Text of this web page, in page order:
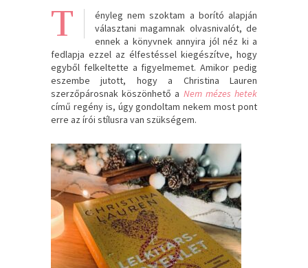
T
ényleg nem szoktam a borító alapján
választani magamnak olvasnivalót, de
ennek a könyvnek annyira jól néz ki a
fedlapja ezzel az élfestéssel kiegészítve, hogy
egyből felkeltette a figyelmemet. Amikor pedig
eszembe jutott, hogy a Christina Lauren
szerzőpárosnak köszönhető a Nem mézes hetek
című regény is, úgy gondoltam nekem most pont
erre az írói stílusra van szükségem.